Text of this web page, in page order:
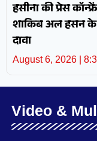
हसीना की प्रेस
शाकिब अल हसन के
दावा
August 6, 2026
Video &